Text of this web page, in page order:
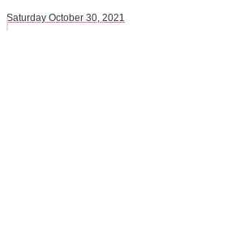
Saturday October 30, 2021